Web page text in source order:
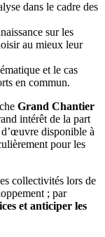
dans le cadre des
sur les
au mieux leur
et le cas
en commun.
Grand Chantier
intérêt de la part
disponible à
pour les
collectivités lors de
; par
et anticiper les